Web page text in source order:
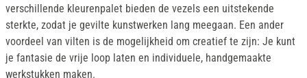
verschillende kleurenpalet bieden de vezels een uitstekende
sterkte, zodat je gevilte kunstwerken lang meegaan. Een ander
voordeel van vilten is de mogelijkheid om creatief te zijn: Je kunt
je fantasie de vrije loop laten en individuele, handgemaakte
werkstukken maken.